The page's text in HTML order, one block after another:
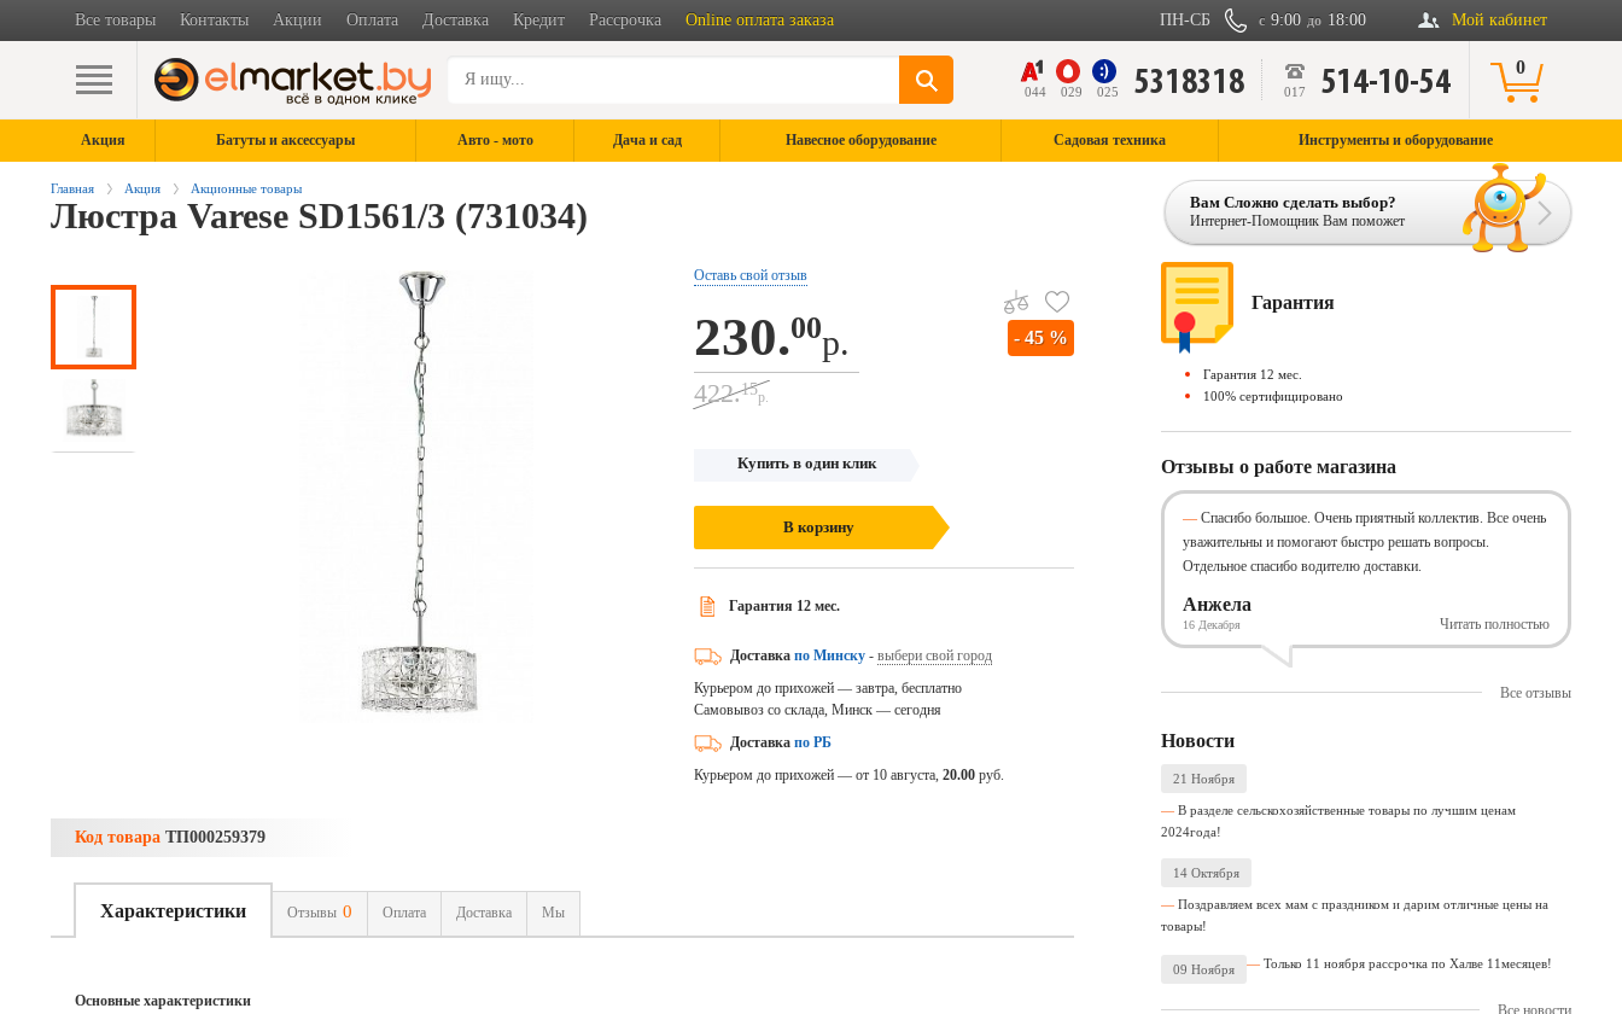
Все товары Контакты Акции Оплата Доставка Кредит Рассрочка Online оплата заказа Мой кабинет
с 9:00 до 18:00
ПН-СБ
044 029 025 5318318 017 514-10-54 0
Акция Батуты и аксессуары Авто - мото Дача и сад Навесное оборудование Садовая техника Инструменты и оборудование
Главная Акция Акционные товары
Люстра Varese SD1561/3 (731034) Вам Сложно сделать выбор?
Интернет-Помощник Вам поможет
Оставь свой отзыв
- 45 %
230.00р.
422.15р.
Купить в один клик
В корзину
Гарантия 12 мес.
Доставка по Минску- выбери свой город
Курьером до прихожей — завтра, бесплатно
Самовывоз со склада, Минск — сегодня
Доставка по РБ
Курьером до прихожей — от 10 августа, 20.00 руб.
Код товара ТП000259379
Характеристики Отзывы 0 Оплата Доставка Мы
Основные характеристики
Гарантия
Гарантия 12 мес.
100% сертифицировано
Отзывы о работе магазина
Спасибо большое. Очень приятный коллектив. Все очень
уважительны и помогают быстро решать вопросы.
Отдельное спасибо водителю доставки.
Анжела
16 Декабря Читать полностью
Все отзывы
Новости
21 Ноября
В разделе сельскохозяйственные товары по лучшим ценам
2024года!
14 Октября
Поздравляем всех мам с праздником и дарим отличные цены на
товары!
09 Ноября Только 11 ноября рассрочка по Халве 11месяцев!
Все новости